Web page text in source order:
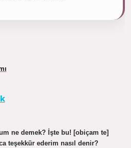
ne demek? İşte bu! [obiçam te]
teşekkür ederim nasıl denir?